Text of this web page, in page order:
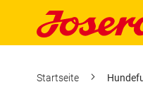
Startseite